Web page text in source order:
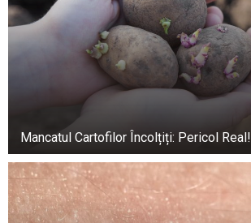
Mancatul Cartofilor Încolțiți: Pericol Real!